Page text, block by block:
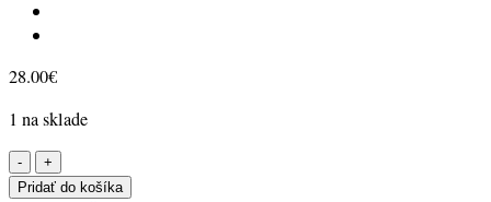
28.00€
1 na sklade
množstvo
116
Pridať do košíka